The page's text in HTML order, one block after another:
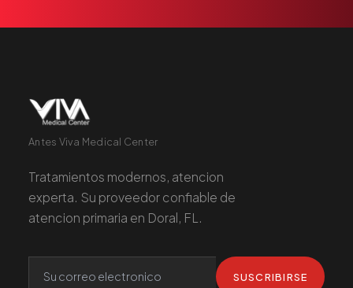
Antes Viva Medical Center
Tratamientos modernos, atencion
experta. Su proveedor confiable de
atencion primaria en Doral, FL.
SUSCRIBIRSE